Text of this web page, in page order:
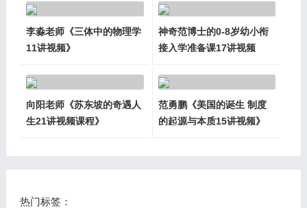
李淼老师《三体中的物理学
11讲视频》
神奇范博士的0-8岁幼小衔
接入学准备课17讲视频
向阳老师《苏东坡的奇遇人
生21讲视频课程》
范勇鹏《美国的诞生 制度
的起源与本质15讲视频》
热门标签：